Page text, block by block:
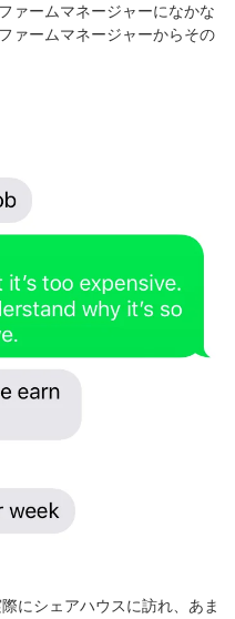
ァームマネージャーになかな
ァームマネージャーからその
にシェアハウスに訪れ、あま